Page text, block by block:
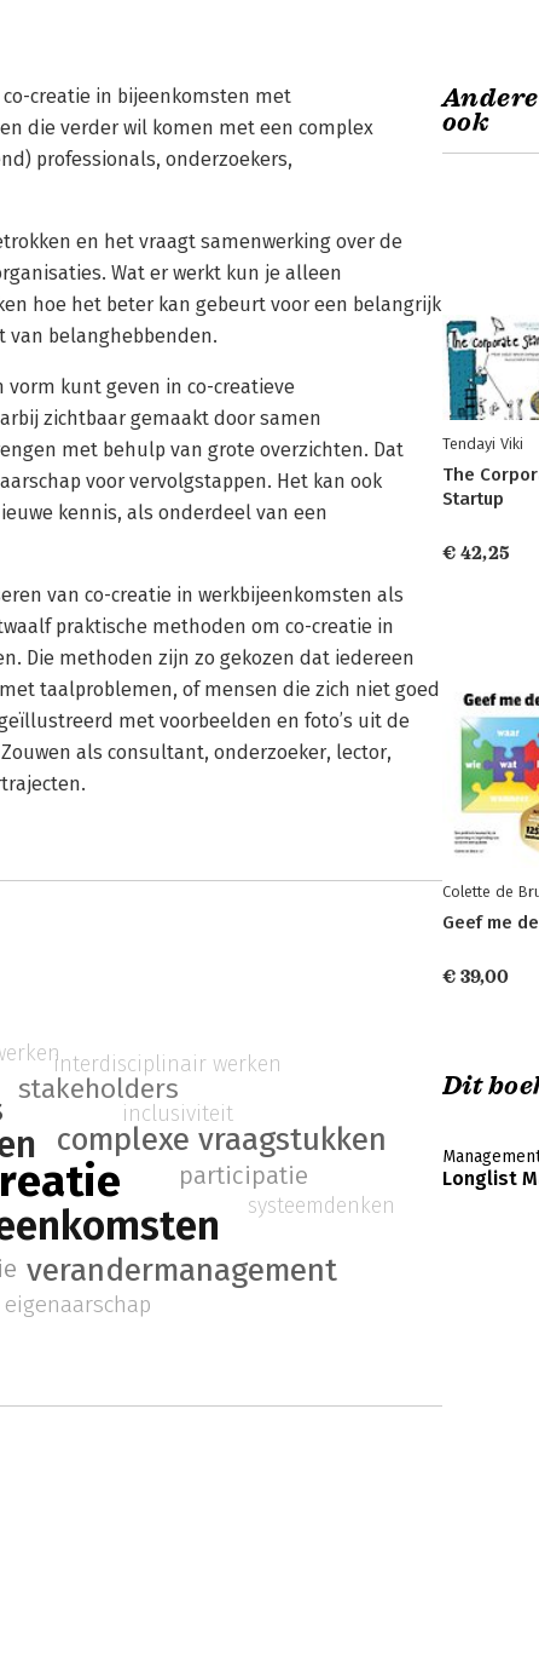
creatie in bijeenkomsten met
die verder wil komen met een complex
professionals, onderzoekers,
en het vraagt samenwerking over de
Wat er werkt kun je alleen
hoe het beter kan gebeurt voor een belangrijk
van belanghebbenden.
vorm kunt geven in co-creatieve
zichtbaar gemaakt door samen
met behulp van grote overzichten. Dat
voor vervolgstappen. Het kan ook
kennis, als onderdeel van een
van co-creatie in werkbijeenkomsten als
praktische methoden om co-creatie in
Die methoden zijn zo gekozen dat iedereen
taalproblemen, of mensen die zich niet goed
met voorbeelden en foto’s uit de
als consultant, onderzoeker, lector,
complexe vraagstukken
verandermanagement
stakeholders
participatie
eigenaarschap
inclusiviteit
interdisciplinair werken
systeemdenken
ook
Tendayi Viki
The
Startup
€ 42,25
Colette de
Geef me
€ 39,00
Dit
Longlist